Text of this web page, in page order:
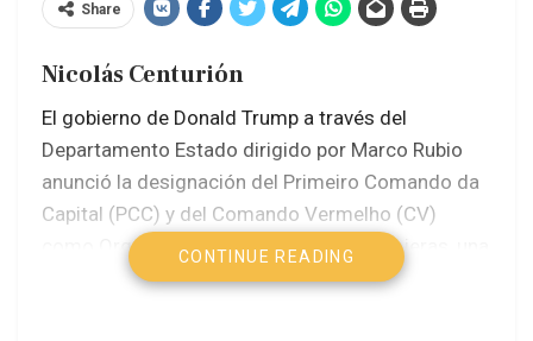
Share
Nicolás Centurión
El gobierno de Donald Trump a través del
Departamento Estado dirigido por Marco Rubio
anunció la designación del Primeiro Comando da
Capital (PCC) y del Comando Vermelho (CV)
como Organizaciones Terroristas Extranjeras, una
categoría que habilita sanciones financieras más
CONTINUE READING